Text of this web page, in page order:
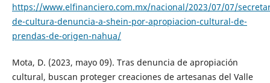
https://www.elfinanciero.com.mx/nacional/2023/07/07/
de-cultura-denuncia-a-shein-por-apropiacion-cultural-de-
prendas-de-origen-nahua/
Mota, D. (2023, mayo 09). Tras denuncia de apropiación
cultural, buscan proteger creaciones de artesanas del Valle